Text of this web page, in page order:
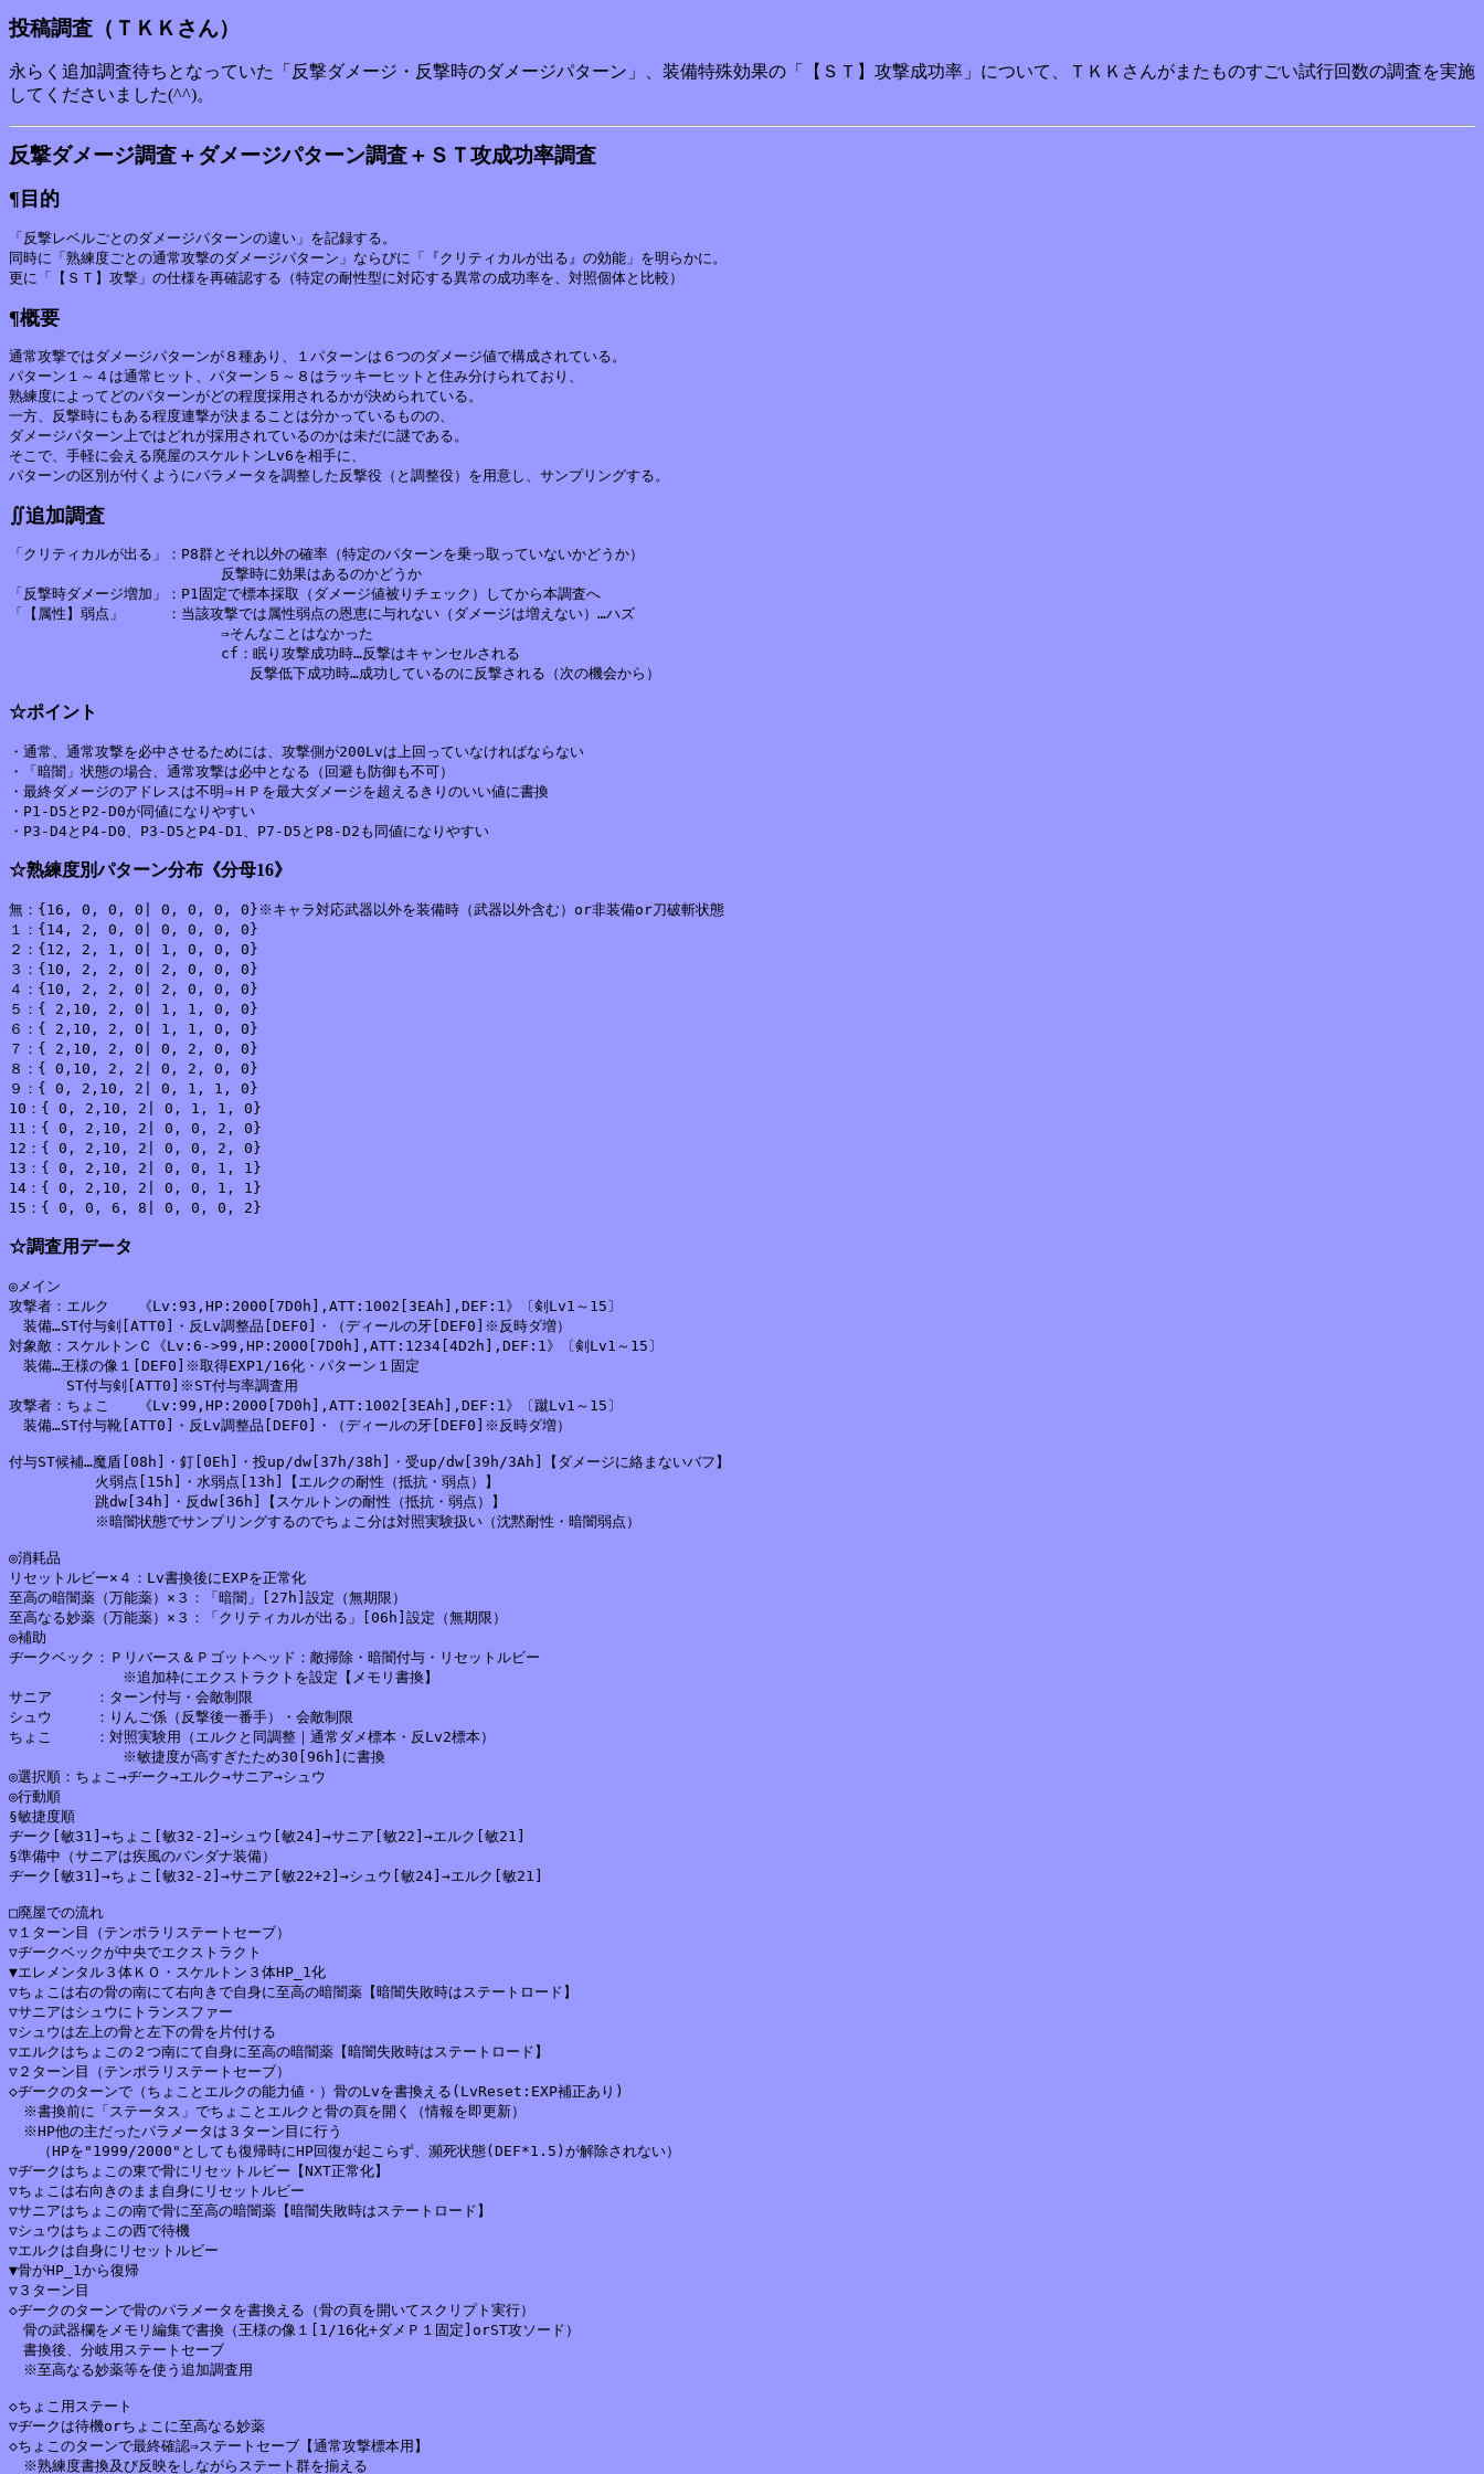
投稿調査（ＴＫＫさん）
永らく追加調査待ちとなっていた「反撃ダメージ・反撃時のダメージパターン」、装備特殊効果の「【ＳＴ】攻撃成功率」について、ＴＫＫさんがまたものすごい試行回数の調査を実施
してくださいました(^^)。
反撃ダメージ調査＋ダメージパターン調査＋ＳＴ攻成功率調査
¶目的
「反撃レベルごとのダメージパターンの違い」を記録する。
同時に「熟練度ごとの通常攻撃のダメージパターン」ならびに「『クリティカルが出る』の効能」を明らかに。
¶概要
通常攻撃ではダメージパターンが８種あり、１パターンは６つのダメージ値で構成されている。
パターン１～４は通常ヒット、パターン５～８はラッキーヒットと住み分けられており、
熟練度によってどのパターンがどの程度採用されるかが決められている。
一方、反撃時にもある程度連撃が決まることは分かっているものの、
ダメージパターン上ではどれが採用されているのかは未だに謎である。
そこで、手軽に会える廃屋のスケルトンLv6を相手に、
∬追加調査
「クリティカルが出る」：P8群とそれ以外の確率（特定のパターンを乗っ取っていないかどうか）
「反撃時ダメージ増加」：P1固定で標本採取（ダメージ値被りチェック）してから本調査へ
「【属性】弱点」　　　：当該攻撃では属性弱点の恩恵に与れない（ダメージは増えない）…ハズ
☆ポイント
・通常、通常攻撃を必中させるためには、攻撃側が200Lvは上回っていなければならない
・「暗闇」状態の場合、通常攻撃は必中となる（回避も防御も不可）
・最終ダメージのアドレスは不明⇒ＨＰを最大ダメージを超えるきりのいい値に書換
・P1-D5とP2-D0が同値になりやすい
☆熟練度別パターン分布《分母16》
無：{16, 0, 0, 0| 0, 0, 0, 0}※キャラ対応武器以外を装備時（武器以外含む）or非装備or刀破斬状態
１：{14, 2, 0, 0| 0, 0, 0, 0}
２：{12, 2, 1, 0| 1, 0, 0, 0}
３：{10, 2, 2, 0| 2, 0, 0, 0}
４：{10, 2, 2, 0| 2, 0, 0, 0}
５：{ 2,10, 2, 0| 1, 1, 0, 0}
６：{ 2,10, 2, 0| 1, 1, 0, 0}
７：{ 2,10, 2, 0| 0, 2, 0, 0}
８：{ 0,10, 2, 2| 0, 2, 0, 0}
９：{ 0, 2,10, 2| 0, 1, 1, 0}
10：{ 0, 2,10, 2| 0, 1, 1, 0}
11：{ 0, 2,10, 2| 0, 0, 2, 0}
12：{ 0, 2,10, 2| 0, 0, 2, 0}
13：{ 0, 2,10, 2| 0, 0, 1, 1}
14：{ 0, 2,10, 2| 0, 0, 1, 1}
☆調査用データ
◎メイン
攻撃者：エルク　　《Lv:93,HP:2000[7D0h],ATT:1002[3EAh],DEF:1》〔剣Lv1～15〕
装備…ST付与剣[ATT0]・反Lv調整品[DEF0]・（ディールの牙[DEF0]※反時ダ増）
対象敵：スケルトンＣ《Lv:6->99,HP:2000[7D0h],ATT:1234[4D2h],DEF:1》〔剣Lv1～15〕
装備…王様の像１[DEF0]※取得EXP1/16化・パターン１固定
ST付与剣[ATT0]※ST付与率調査用
攻撃者：ちょこ　　《Lv:99,HP:2000[7D0h],ATT:1002[3EAh],DEF:1》〔蹴Lv1～15〕
装備…ST付与靴[ATT0]・反Lv調整品[DEF0]・（ディールの牙[DEF0]※反時ダ増）
付与ST候補…魔盾[08h]・釘[0Eh]・投up/dw[37h/38h]・受up/dw[39h/3Ah]【ダメージに絡まないバフ】
火弱点[15h]・水弱点[13h]【エルクの耐性（抵抗・弱点）】
跳dw[34h]・反dw[36h]【スケルトンの耐性（抵抗・弱点）】
※暗闇状態でサンプリングするのでちょこ分は対照実験扱い（沈黙耐性・暗闇弱点）
◎消耗品
リセットルビー×４：Lv書換後にEXPを正常化
至高の暗闇薬（万能薬）×３：「暗闇」[27h]設定（無期限）
至高なる妙薬（万能薬）×３：「クリティカルが出る」[06h]設定（無期限）
◎補助
ヂークベック：Ｐリバース＆Ｐゴットヘッド：敵掃除・暗闇付与・リセットルビー
サニア　　　：ターン付与・会敵制限
シュウ　　　：りんご係（反撃後一番手）・会敵制限
ちょこ　　　：対照実験用（エルクと同調整｜通常ダメ標本・反Lv2標本）
◎選択順：ちょこ→ヂーク→エルク→サニア→シュウ
◎行動順
§敏捷度順
ヂーク[敏31]→ちょこ[敏32-2]→シュウ[敏24]→サニア[敏22]→エルク[敏21]
§準備中（サニアは疾風のバンダナ装備）
ヂーク[敏31]→ちょこ[敏32-2]→サニア[敏22+2]→シュウ[敏24]→エルク[敏21]
□廃屋での流れ
▽１ターン目（テンポラリステートセーブ）
▽ヂークベックが中央でエクストラクト
▼エレメンタル３体ＫＯ・スケルトン３体HP_1化
▽ちょこは右の骨の南にて右向きで自身に至高の暗闇薬【暗闇失敗時はステートロード】
▽サニアはシュウにトランスファー
▽シュウは左上の骨と左下の骨を片付ける
▽エルクはちょこの２つ南にて自身に至高の暗闇薬【暗闇失敗時はステートロード】
▽２ターン目（テンポラリステートセーブ）
◇ヂークのターンで（ちょことエルクの能力値・）骨のLvを書換える(LvReset:EXP補正あり)
※書換前に「ステータス」でちょことエルクと骨の頁を開く（情報を即更新）
※HP他の主だったパラメータは３ターン目に行う
（HPを"1999/2000"としても復帰時にHP回復が起こらず、瀕死状態(DEF*1.5)が解除されない）
▽ヂークはちょこの東で骨にリセットルビー【NXT正常化】
▽ちょこは右向きのまま自身にリセットルビー
▽サニアはちょこの南で骨に至高の暗闇薬【暗闇失敗時はステートロード】
▽シュウはちょこの西で待機
▽エルクは自身にリセットルビー
▼骨がHP_1から復帰
▽３ターン目
◇ヂークのターンで骨のパラメータを書換える（骨の頁を開いてスクリプト実行）
骨の武器欄をメモリ編集で書換（王様の像１[1/16化+ダメＰ１固定]orST攻ソード）
書換後、分岐用ステートセーブ
※至高なる妙薬等を使う追加調査用
◇ちょこ用ステート
▽ヂークは待機orちょこに至高なる妙薬
◇ちょこのターンで最終確認⇒ステートセーブ【通常攻撃標本用】
※熟練度書換及び反映をしながらステート群を揃える